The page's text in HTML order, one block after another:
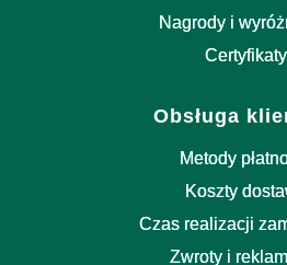
Nagrody i
Certyfikaty
Obsługa
Metody
Koszty
Czas realizacji
Zwroty i